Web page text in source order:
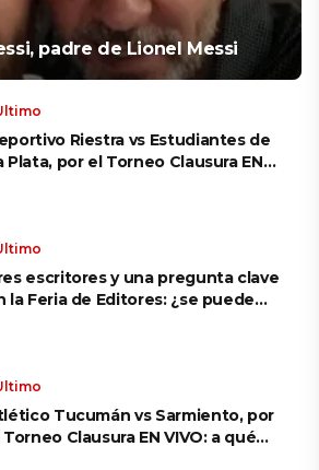
padre de Lionel Messi
Riestra vs Estudiantes de
Plata, por el Torneo Clausura EN
escritores y una pregunta clave
la Feria de Editores: ¿se puede
Tucumán vs Sarmiento, por
Torneo Clausura EN VIVO: a qué